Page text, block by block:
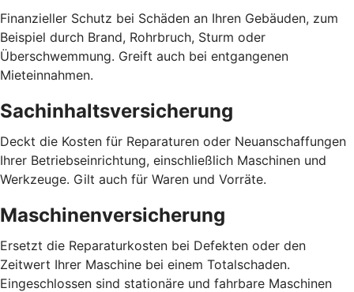
Finanzieller Schutz bei Schäden an Ihren Gebäuden, zum
Beispiel durch Brand, Rohrbruch, Sturm oder
Überschwemmung. Greift auch bei entgangenen
Mieteinnahmen.
Sachinhaltsversicherung
Deckt die Kosten für Reparaturen oder Neuanschaffungen
Ihrer Betriebseinrichtung, einschließlich Maschinen und
Werkzeuge. Gilt auch für Waren und Vorräte.
Maschinenversicherung
Ersetzt die Reparaturkosten bei Defekten oder den
Zeitwert Ihrer Maschine bei einem Totalschaden.
Eingeschlossen sind stationäre und fahrbare Maschinen